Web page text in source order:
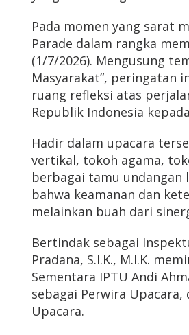
Pada momen yang sarat
Parade dalam rangka
(1/7/2026). Mengusung
Masyarakat”, peringatan
ruang refleksi atas
Republik Indonesia
Hadir dalam upacara
vertikal, tokoh agama,
berbagai tamu undangan
bahwa keamanan dan
melainkan buah dari
Bertindak sebagai
Pradana, S.I.K., M.I.K.
Sementara IPTU Andi
sebagai Perwira Upacara,
Upacara.